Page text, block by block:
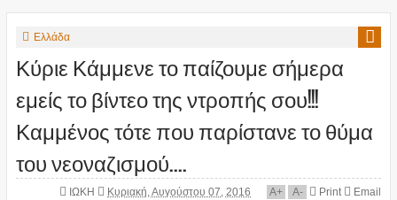
Ελλάδα
Κύριε Κάμμενε το παίζουμε σήμερα
εμείς το βίντεο της ντροπής σου!!!
Καμμένος τότε που παρίστανε το θύμα
του νεοναζισμού....
ΙΩΚΗ Κυριακή, Αυγούστου 07, 2016 A+ A- Print Email